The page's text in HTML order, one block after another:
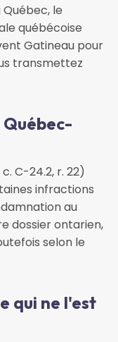
le
québécoise
Gatineau pour
transmettez
C-24.2, r. 22)
infractions
au
dossier ontarien,
selon le
qui ne l'est